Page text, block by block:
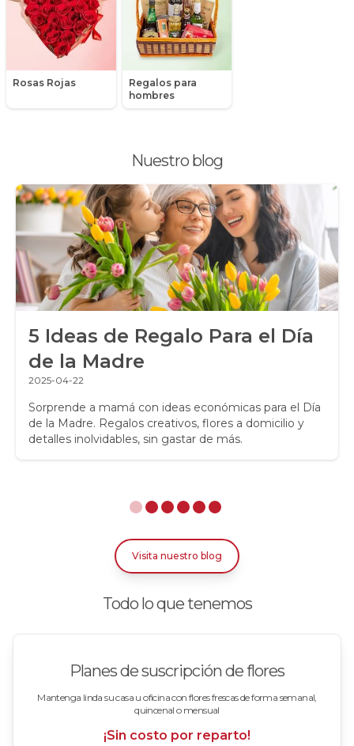
Rosas Rojas
Regalos para
hombres
Nuestro blog
5 Ideas de Regalo Para el Día
de la Madre
2025-04-22
Sorprende a mamá con ideas económicas para el Día
de la Madre. Regalos creativos, flores a domicilio y
detalles inolvidables, sin gastar de más.
Visita nuestro blog
Todo lo que tenemos
Planes de suscripción de flores
Mantenga linda su casa u oficina con flores frescas de forma semanal,
quincenal o mensual
¡Sin costo por reparto!
Packs de productos
Peluches
Peonias
Promociones y Ofertas
Ramos de Flores
Ramos de Novia
Ramos de Rosas
Regalos a Domicilio
Regalos para Hombres
Regalos para niños
Rosas
Rosas Amarillas
Rosas Azules
Rosas Bicolor Blancas-Rojas
Rosas Blancas
Rosas Damasco
Rosas en floreros
Rosas Fucsia